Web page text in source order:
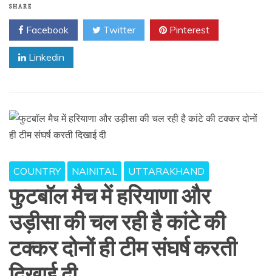
SHARE
Facebook Twitter Pinterest
Linkedin
COUNTRY NAINITAL UTTARAKHAND
फुटबॉल मैच में हरियाणा और
उड़ीसा की चल रही है कांटे की
टक्कर दोनों ही टीम संघर्ष करती